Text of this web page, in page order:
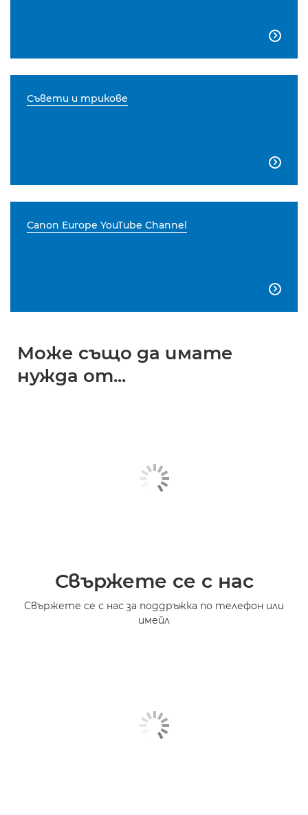

Съвети и трикове

Canon Europe YouTube Channel

Може също да имате
нужда от...
Свържете се с нас
Свържете се с нас за поддръжка по телефон или
имейл